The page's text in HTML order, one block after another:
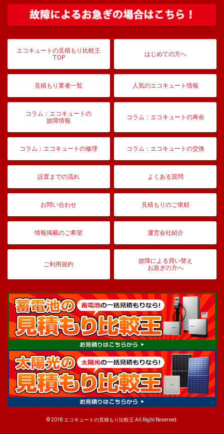
エコキュートの見積もり比較王
TOP
はじめての方へ
見積もり業者一覧 人気のエコキュート情報
コラム：エコキュートの
故障情報
コラム：エコキュートの寿命
コラム：エコキュートの修理 コラム：エコキュートの交換
設置までの流れ よくある質問
お問い合わせ 見積もりのご依頼
情報掲載のご希望 運営会社紹介
ご利用規約
故障による買い替え
お急ぎの方へ
© 2018 エコキュートの見積もり比較王 All Right Reserved.